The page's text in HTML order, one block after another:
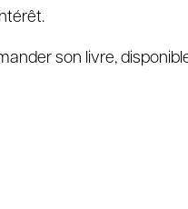
son livre,